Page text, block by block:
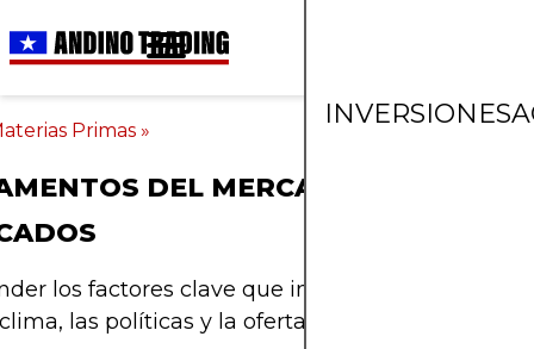
INVERSIONES
Primas »
DEL MERCADO DEL ARROZ
los factores clave que influyen en los
las políticas y la oferta.